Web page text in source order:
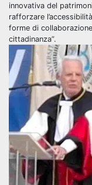
innovativa del
rafforzare
forme di
cittadinanza”.